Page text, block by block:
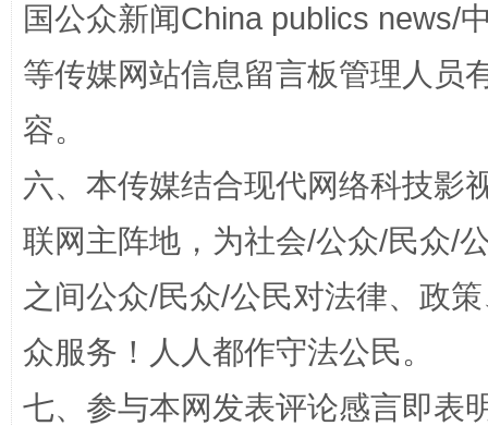
扯下公款旅游的“隐身衣” 如何以
国公众新闻China publics news/
等传媒网站信息留言板管理人员
容。
六、本传媒结合现代网络科技影
联网主阵地，为社会/公众/民众/
之间公众/民众/公民对法律、政
众服务！人人都作守法公民。
七、参与本网发表评论感言即表